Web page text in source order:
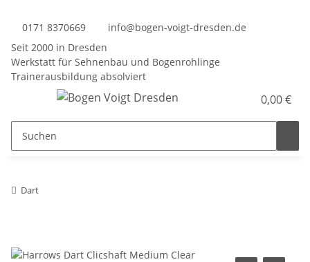
0171 8370669
info@bogen-voigt-dresden.de
Seit 2000 in Dresden
Werkstatt für Sehnenbau und Bogenrohlinge
Trainerausbildung absolviert
0,00 €
Dart